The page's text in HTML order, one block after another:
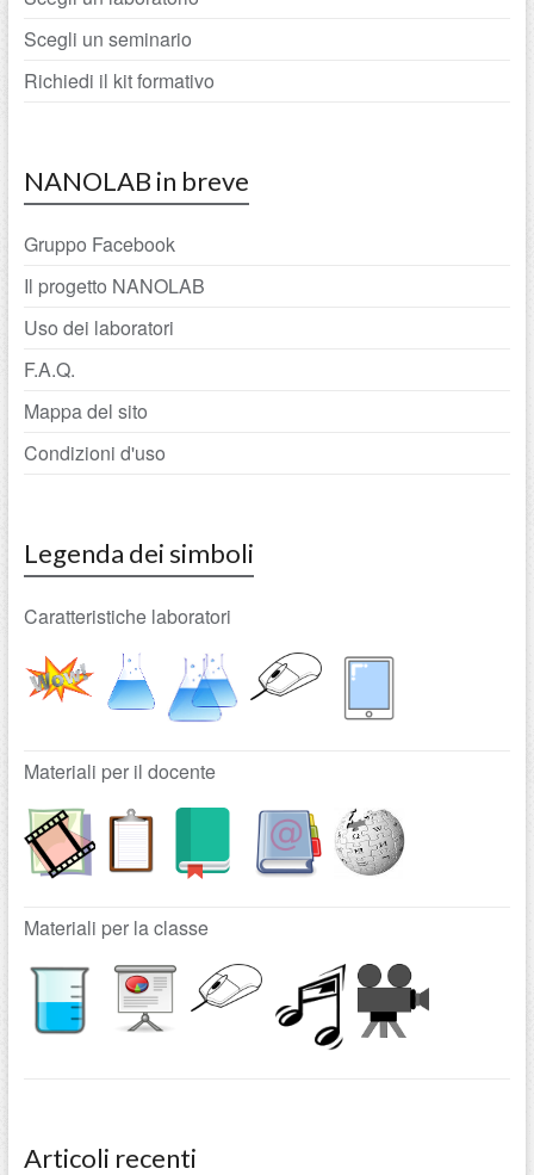
Scegli un seminario
Richiedi il kit formativo
NANOLAB in breve
Gruppo Facebook
Il progetto NANOLAB
Uso dei laboratori
F.A.Q.
Mappa del sito
Condizioni d'uso
Legenda dei simboli
Caratteristiche laboratori
Materiali per il docente
Materiali per la classe
Articoli recenti